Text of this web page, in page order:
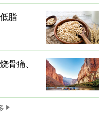
脂
骨痛、